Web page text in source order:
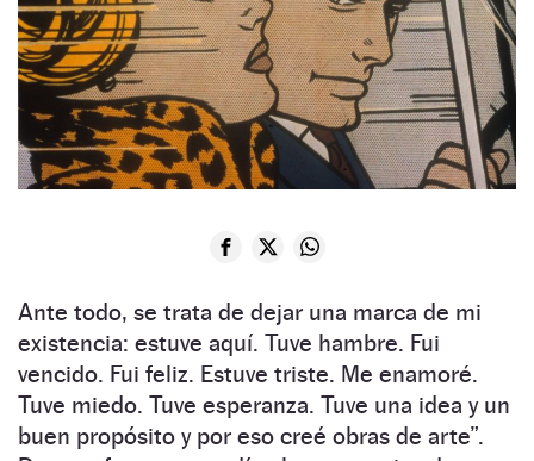
Ante todo, se trata de dejar una marca de mi
existencia: estuve aquí. Tuve hambre. Fui
vencido. Fui feliz. Estuve triste. Me enamoré.
Tuve miedo. Tuve esperanza. Tuve una idea y un
buen propósito y por eso creé obras de arte”.